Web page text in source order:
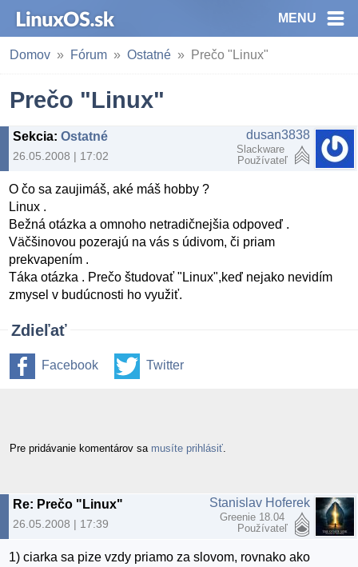
MENU
Domov Fórum Ostatné Prečo "Linux"
Prečo "Linux"
Sekcia: Ostatné
26.05.2008 | 17:02
dusan3838
Slackware
Používateľ
O čo sa zaujimáš, aké máš hobby ?
Linux .
Bežná otázka a omnoho netradičnejšia odpoveď .
Väčšinovou pozerajú na vás s údivom, či priam
prekvapením .
Táka otázka . Prečo študovať "Linux",keď nejako nevidím
zmysel v budúcnosti ho využiť.
Zdieľať
Facebook Twitter
Pre pridávanie komentárov sa musíte prihlásiť
Re: Prečo "Linux"
26.05.2008 | 17:39
Stanislav Hoferek
Greenie 18.04
Používateľ
1) ciarka sa pize vzdy priamo za slovom, rovnako ako